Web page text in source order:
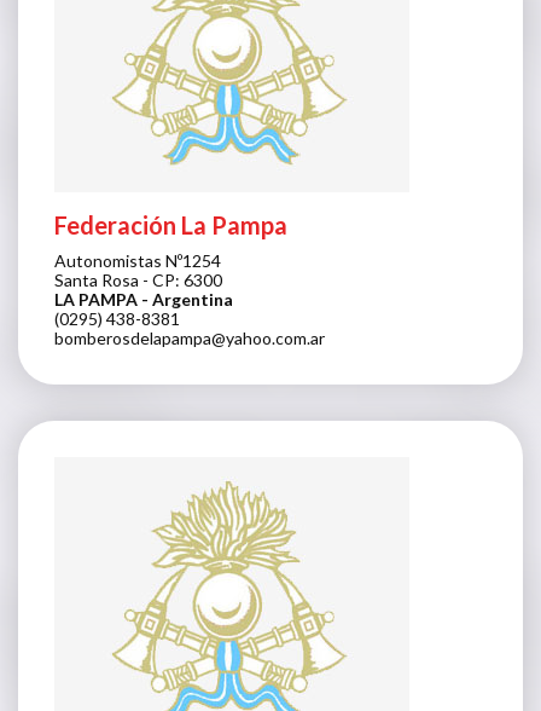
Federación La Pampa
Autonomistas Nº1254
Santa Rosa - CP: 6300
LA PAMPA - Argentina
(0295) 438-8381
bomberosdelapampa@yahoo.com.ar